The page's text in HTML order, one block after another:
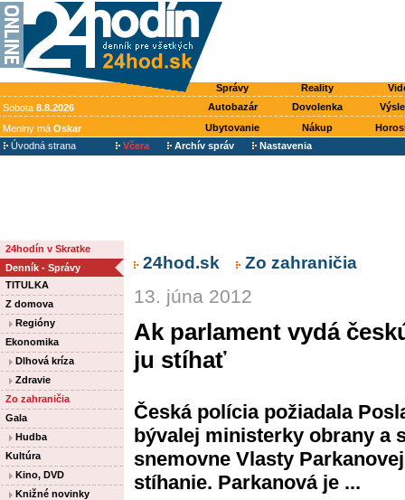
Správy Reality
Sobota 8.8.2026 Autobazár Dovolenka
Meniny má Oskar Ubytovanie Nákup
Úvodná strana
Včera Archív správ Nastavenia
24hodín v Skratke
Denník - Správy
TITULKA
Z domova
Regióny
Ekonomika
Dlhová kríza
Zdravie
Zo zahraničia
Gala
Hudba
Kultúra
Kino, DVD
Knižné novinky
24hod.sk Zo zahraničia
13. júna 2012
Ak parlament vydá
ju stíhať
Česká polícia požiadala
bývalej ministerky obrany a
snemovne Vlasty
stíhanie. Parkanová je ...